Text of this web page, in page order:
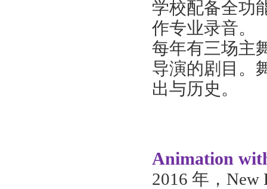
学校配备全功
作专业录音。
每年有三场主
导演的剧目。
出与历史。
Animation
2016 年，New